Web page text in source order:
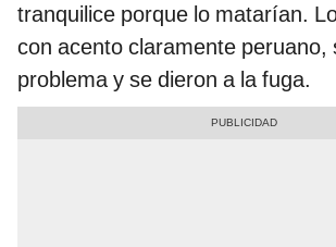
tranquilice porque lo matarían.
con acento claramente peruano,
problema y se dieron a la fuga.